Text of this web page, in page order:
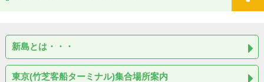
新島とは・・・
東京(竹芝客船ターミナル)集合場所案内